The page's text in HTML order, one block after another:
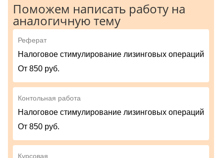
Поможем написать работу на
аналогичную тему
Реферат
Налоговое стимулирование лизинговых операций
От 850 руб.
Контольная работа
Налоговое стимулирование лизинговых операций
От 850 руб.
Курсовая